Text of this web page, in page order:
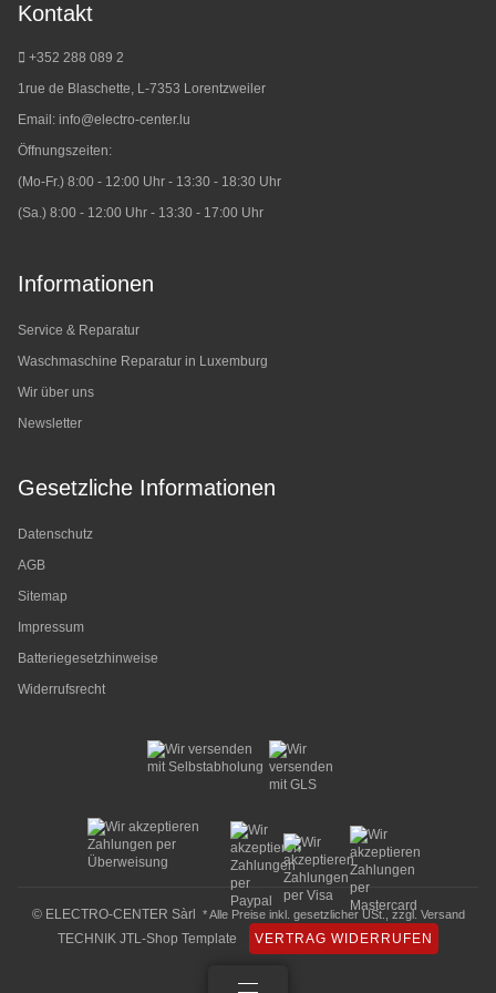
Kontakt
+352 288 089 2
1rue de Blaschette, L-7353 Lorentzweiler
Email: info@electro-center.lu
Öffnungszeiten:
(Mo-Fr.) 8:00 - 12:00 Uhr - 13:30 - 18:30 Uhr
(Sa.) 8:00 - 12:00 Uhr - 13:30 - 17:00 Uhr
Informationen
Service & Reparatur
Waschmaschine Reparatur in Luxemburg
Wir über uns
Newsletter
Gesetzliche Informationen
Datenschutz
AGB
Sitemap
Impressum
Batteriegesetzhinweise
Widerrufsrecht
© ELECTRO-CENTER Sàrl * Alle Preise inkl. gesetzlicher USt., zzgl. Versand
TECHNIK JTL-Shop Template VERTRAG WIDERRUFEN